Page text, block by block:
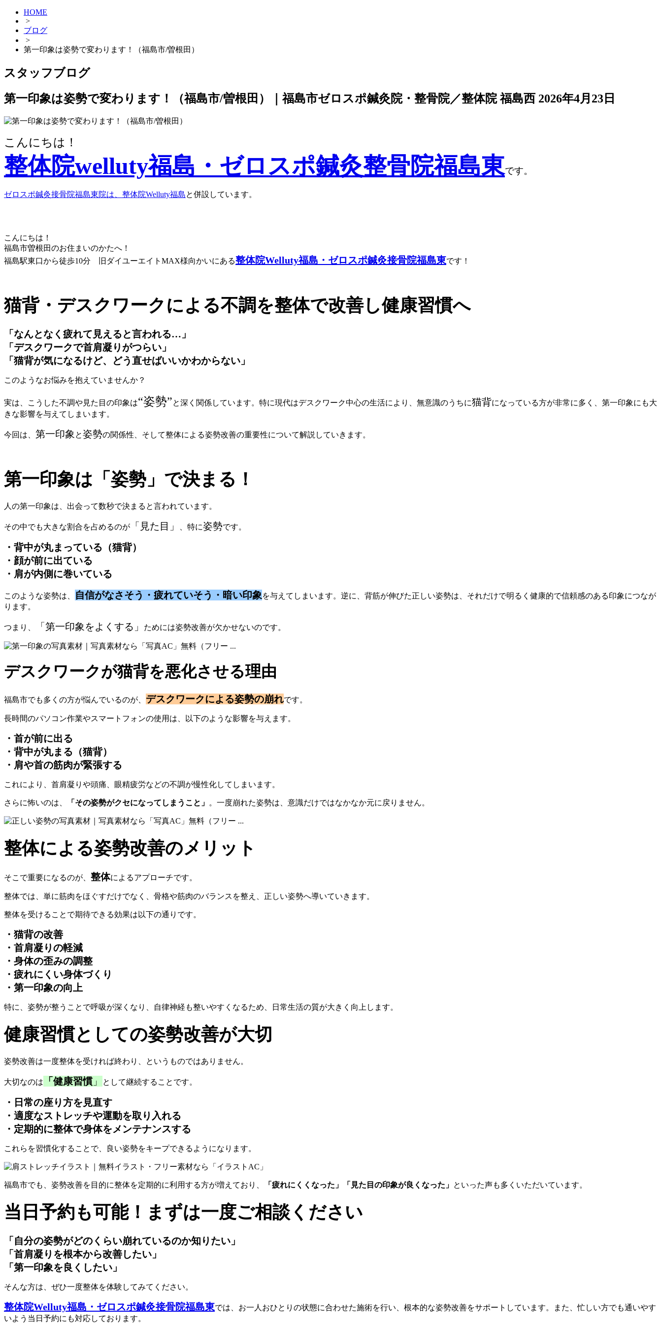
HOME
>
ブログ
>
第一印象は姿勢で変わります！（福島市/曽根田）
スタッフブログ
第一印象は姿勢で変わります！（福島市/曽根田）｜福島市ゼロスポ鍼灸院・整骨院／整体院 福島西 2026年4月23日
こんにちは！
整体院welluty福島・ゼロスポ鍼灸整骨院福島東です。
ゼロスポ鍼灸接骨院福島東院は、整体院Welluty福島と併設しています。
こんにちは！
福島市曽根田のお住まいのかたへ！
福島駅東口から徒歩10分 旧ダイユーエイトMAX様向かいにある整体院Welluty福島・ゼロスポ鍼灸接骨院福島東です！
猫背・ デスクワークによる不調を整体で改善し健康習慣へ
「なんとなく疲れて見えると言われる…」
「デスクワークで首肩凝りがつらい」
「猫背が気になるけど、どう直せばいいかわからない」
このようなお悩みを抱えていませんか？
実は、こうした不調や見た目の印象は“姿勢”と深く関係しています。 特に現代はデスクワーク中心の生活により、 無意識のうちに猫背になっている方が非常に多く、 第一印象にも大
きな影響を与えてしまいます。
今回は、 第一印象 と姿勢の関係性、 そして整体による姿勢改善の重要性について解説していきます。
第一印象は「姿勢」で決まる！
人の第一印象は、出会って数秒で決まると言われています。
その中でも大きな割合を占めるのが 「見た目」 、特に姿勢です。
・背中が丸まっている（猫背）
・顔が前に出ている
・肩が内側に巻いている
このような姿勢は、 自信がなさそう・疲れていそう・ 暗い印象を与えてしまいます。逆に、背筋が伸びた正しい姿勢は、 それだけで明るく健康的で信頼感のある印象につなが
ります。
つまり、 「第一印象をよくする」 ためには姿勢改善が欠かせないのです。
デスクワークが猫背を悪化させる理由
福島市でも多くの方が悩んでいるのが、 デスクワークによる姿勢の崩れです。
長時間のパソコン作業やスマートフォンの使用は、 以下のような影響を与えます。
・首が前に出る
・背中が丸まる（猫背）
・肩や首の筋肉が緊張する
これにより、首肩凝りや頭痛、 眼精疲労などの不調が慢性化してしまいます。
さらに怖いのは、 「その姿勢がクセになってしまうこと」 。 一度崩れた姿勢は、意識だけではなかなか元に戻りません。
整体による姿勢改善のメリット
そこで重要になるのが、 整体によるアプローチです。
整体では、単に筋肉をほぐすだけでなく、 骨格や筋肉のバランスを整え、正しい姿勢へ導いていきます。
整体を受けることで期待できる効果は以下の通りです。
・猫背の改善
・首肩凝りの軽減
・身体の歪みの調整
・疲れにくい身体づくり
・第一印象の向上
特に、姿勢が整うことで呼吸が深くなり、 自律神経も整いやすくなるため、 日常生活の質が大きく向上します。
健康習慣としての姿勢改善が大切
姿勢改善は一度整体を受ければ終わり、 というものではありません。
大切なのは 「健康習慣」 として継続することです。
・日常の座り方を見直す
・適度なストレッチや運動を取り入れる
・定期的に整体で身体をメンテナンスする
これらを習慣化することで、 良い姿勢をキープできるようになります。
福島市でも、 姿勢改善を目的に整体を定期的に利用する方が増えており、 「 疲れにくくなった」「見た目の印象が良くなった」 といった声も多くいただいています。
当日予約も可能！まずは一度ご相談ください
「自分の姿勢がどのくらい崩れているのか知りたい」
「首肩凝りを根本から改善したい」
「第一印象を良くしたい」
そんな方は、ぜひ一度整体を体験してみてください。
整体院Welluty福島・ゼロスポ鍼灸接骨院福島東では、お一人おひとりの状態に合わせた施術を行い、 根本的な姿勢改善をサポートしています。また、忙しい方でも通いやす
いよう当日予約にも対応しております。